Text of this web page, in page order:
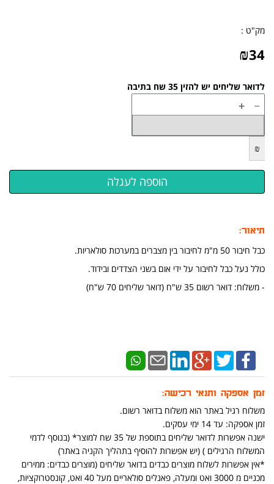
מק"ט :
₪34
לדואר שליחים יש להזין 35 שח בתיבה
−
+
₪
תיאור:
כבל חיבור 50 מ"מ לחיבור בין מצברים במערכות סולאריות.
כולל נעל כבל לחיבור על ידי אום בשני הצדדים ובידוד.
​- משלוח: דואר רשום 35 ש"ח (דואר שליחים 70 ש"ח)
זמן אספקה ותנאי רכישה:
משלוח רגיל באתר הוא משלוח בדואר רשום.
זמן אספקה: עד 14 ימי עסקים.
ישנה אפשרות לדואר שליחים בתוספת של 35 שח למוצר* (בנוסף לדמי
המשלוח הרגילים ) (יש אפשרות להוסיף בתהליך הקניה באתר)
*אין אפשרות לשלוח מוצרים כבדים בדואר שליחים (מוצרים כבדים: ממירים
מכניים מ 3000 ואט ומעלה, פאנלים סולאריים מעל 40 ואט, קונסטרוקציות,